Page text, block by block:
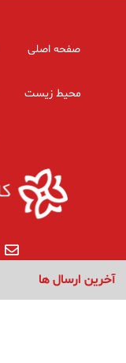
آخرین ارسال ها
صفحه اصلی
محیط زیست